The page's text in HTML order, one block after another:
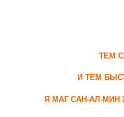
ТЕМ
И ТЕМ
Я МАГ САН-АЛ-